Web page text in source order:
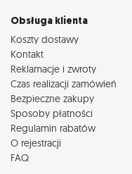
Obsługa klienta
Koszty dostawy
Kontakt
Reklamacje i zwroty
Czas realizacji zamówień
Bezpieczne zakupy
Sposoby płatności
Regulamin rabatów
O rejestracji
FAQ